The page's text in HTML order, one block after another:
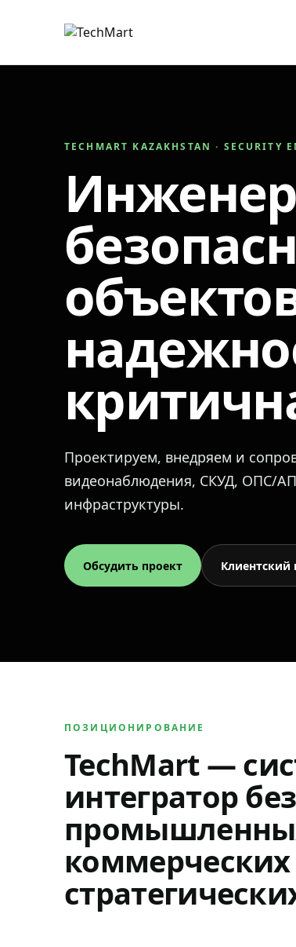
TECHMART KAZAKHSTAN · SECURITY
Проектируем, внедряем и
видеонаблюдения, СКУД, ОПС/
инфраструктуры.
Обсудить проект Клиентский
ПОЗИЦИОНИРОВАНИЕ
TechMart —
интегратор